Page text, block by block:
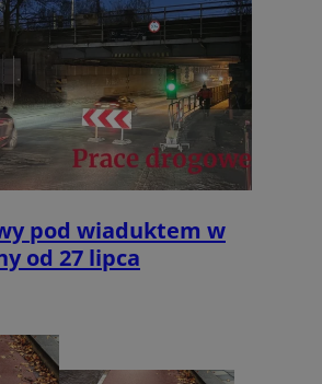
pod wiaduktem w
od 27 lipca